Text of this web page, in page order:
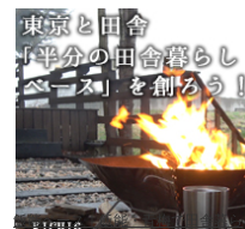
飯能ベース｜飯能・青梅で田舎暮ら